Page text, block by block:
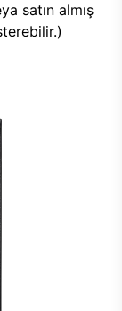
satın almış